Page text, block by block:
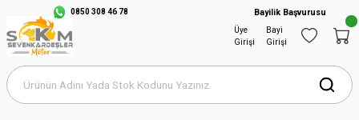
Üye
Girişi
Bayi
Girişi
0850 308 46 78 Bayilik Başvurusu